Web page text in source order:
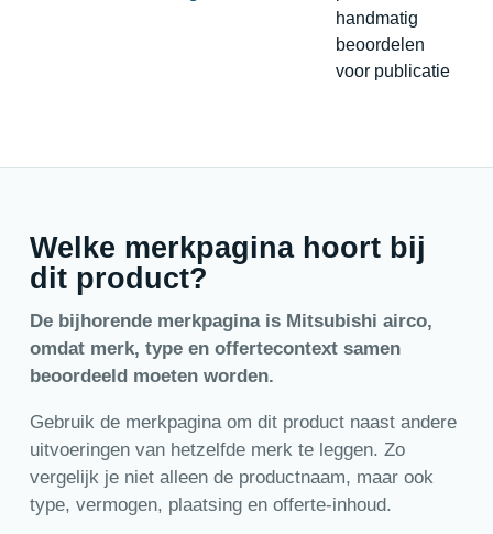
handmatig
beoordelen
voor publicatie
Welke merkpagina hoort bij
dit product?
De bijhorende merkpagina is Mitsubishi airco,
omdat merk, type en offertecontext samen
beoordeeld moeten worden.
Gebruik de merkpagina om dit product naast andere
uitvoeringen van hetzelfde merk te leggen. Zo
vergelijk je niet alleen de productnaam, maar ook
type, vermogen, plaatsing en offerte-inhoud.